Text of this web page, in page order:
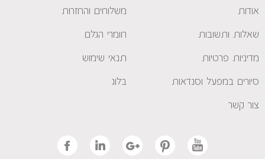
אודות משלוחים והחזרות
שאלות ותשובות חומרי הגלם
מדיניות פרטיות תנאי שימוש
סיורים במפעל וסנדאות בלוג
צור קשר